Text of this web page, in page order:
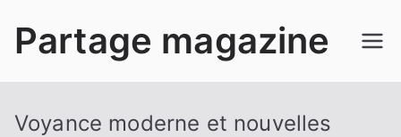
Partage magazine
Voyance moderne et nouvelles